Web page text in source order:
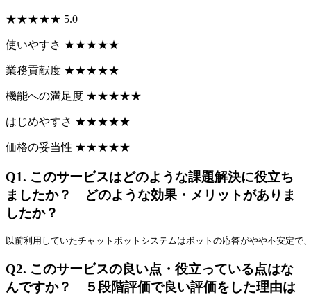
★★★★★ 5.0
使いやすさ ★★★★★
業務貢献度 ★★★★★
機能への満足度 ★★★★★
はじめやすさ ★★★★★
価格の妥当性 ★★★★★
Q1. このサービスはどのような課題解決に役立ち
ましたか？ どのような効果・メリットがありま
したか？
以前利用していたチャットボットシステムはボットの応答がやや不安定
Q2. このサービスの良い点・役立っている点はな
んですか？ ５段階評価で良い評価をした理由は